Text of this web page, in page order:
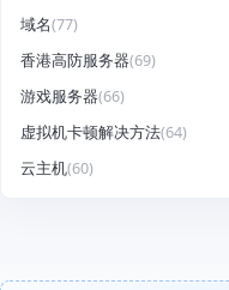
域名(77)
香港高防服务器(69)
游戏服务器(66)
虚拟机卡顿解决方法(64)
云主机(60)